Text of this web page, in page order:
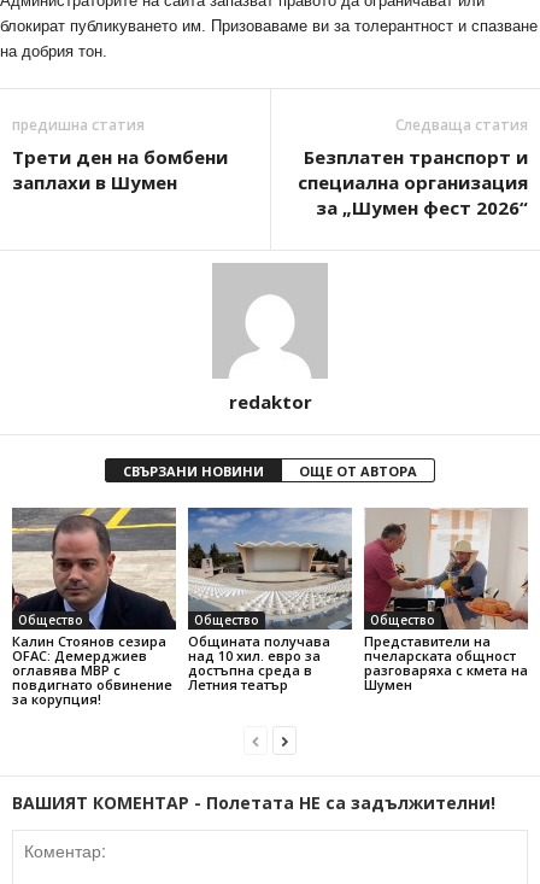
блокират публикуването им. Призоваваме ви за толерантност и спазване
на добрия тон.
предишна статия
Трети ден на бомбени
заплахи в Шумен
Следваща статия
Безплатен транспорт и
специална организация
за „Шумен фест 2026“
redaktor
СВЪРЗАНИ НОВИНИ ОЩЕ ОТ АВТОРА
Общество
Калин Стоянов сезира
OFAC: Демерджиев
оглавява МВР с
повдигнато обвинение
за корупция!
Общество
Общината получава
над 10 хил. евро за
достъпна среда в
Летния театър
Общество
Представители на
пчеларската общност
разговаряха с кмета на
Шумен
ВАШИЯТ КОМЕНТАР - Полетата НЕ са задължителни!